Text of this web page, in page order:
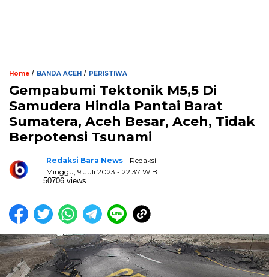
Home / BANDA ACEH / PERISTIWA
Gempabumi Tektonik M5,5 Di
Samudera Hindia Pantai Barat
Sumatera, Aceh Besar, Aceh, Tidak
Berpotensi Tsunami
Redaksi Bara News - Redaksi
Minggu, 9 Juli 2023 - 22:37 WIB
50706 views